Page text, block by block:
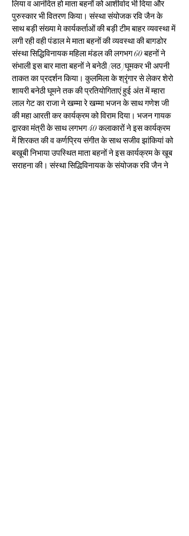
लिया व आनंदित हो माता बहनों को आशीर्वाद भी दिया और
पुरुस्कार भी वितरण किया। संस्था संयोजक रवि जैन के
साथ बड़ी संख्या मे कार्यकर्ताओं की बड़ी टीम बाहर व्यवस्था में
लगी रही वही पंडाल मे माता बहनों की व्यवस्था की बागडोर
संस्था सिद्धिविनायक महिला मंडल की लगभग 60 बहनों ने
संभाली इस बार माता बहनों ने बनेठी (लठ )घूमकर भी अपनी
ताकत का प्रदर्शन किया। कुलमिला के श्रृंगार से लेकर शेरो
शायरी बनेठी घूमने तक की प्रतियोगिताएं हुई अंत में म्हारा
लाल गेट का राजा ने खम्मा रे खम्मा भजन के साथ गणेश जी
की महा आरती कर कार्यक्रम को विराम दिया। भजन गायक
द्वारका मंत्री के साथ लगभग 40 कलाकारों ने इस कार्यक्रम
में शिरकत की व कर्णप्रिय संगीत के साथ सजीव झांकियां को
बखूबी निभाया उपस्थित माता बहनों ने इस कार्यक्रम के खूब
सराहना की। संस्था सिद्धिविनायक के संयोजक रवि जैन ने